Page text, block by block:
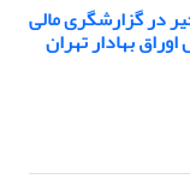
در گزارشگری مالی
بهادار تهران